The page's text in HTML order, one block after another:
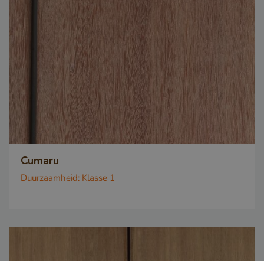
Cumaru
Duurzaamheid: Klasse 1